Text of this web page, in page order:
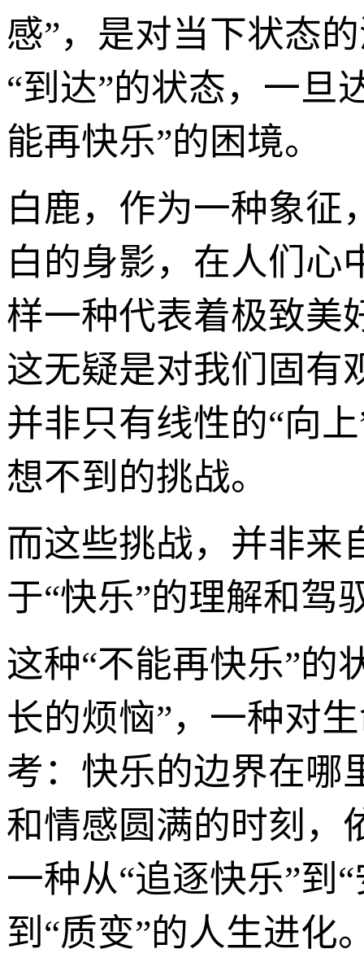
感”，是对当下状态
“到达”的状态，一旦
能再快乐”的困境。
白鹿，作为一种象征
白的身影，在人们心
样一种代表着极致美
这无疑是对我们固有
并非只有线性的“向
想不到的挑战。
而这些挑战，并非来
于“快乐”的理解和驾
这种“不能再快乐”的
长的烦恼”，一种对
考：快乐的边界在哪
和情感圆满的时刻，
一种从“追逐快乐”到
到“质变”的人生进化